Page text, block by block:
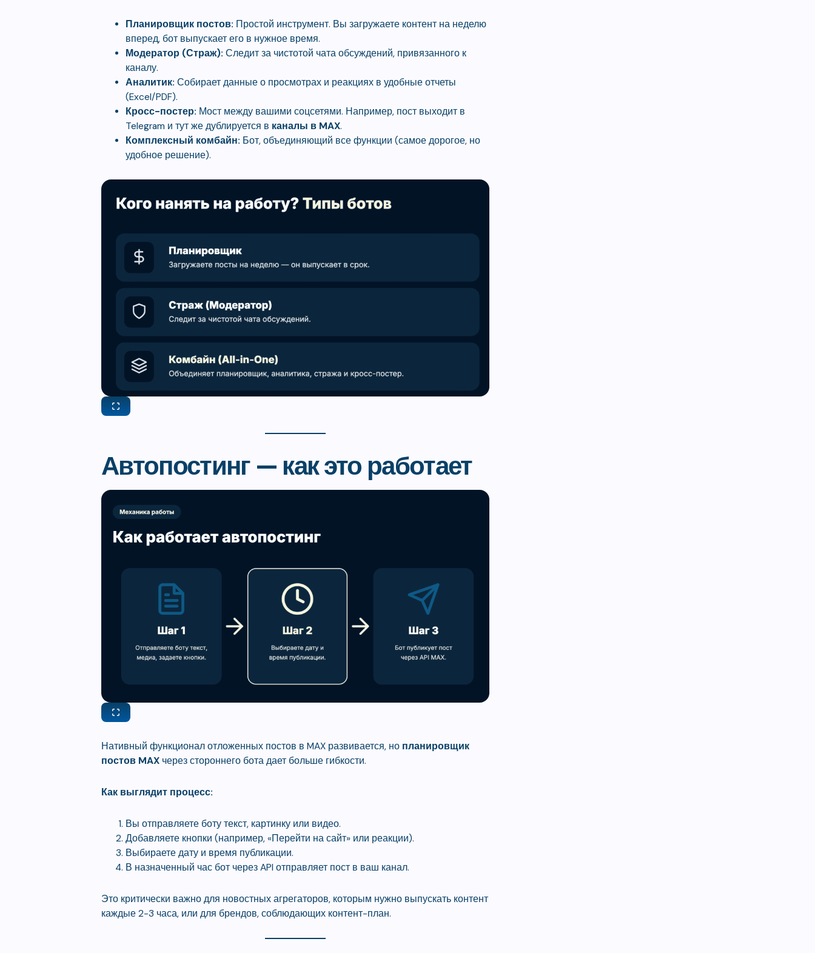
Планировщик постов: Простой инструмент. Вы загружаете контент на неделю
вперед, бот выпускает его в нужное время.
Модератор (Страж): Следит за чистотой чата обсуждений, привязанного к
каналу.
Аналитик: Собирает данные о просмотрах и реакциях в удобные отчеты
(Excel/PDF).
Кросс-постер: Мост между вашими соцсетями. Например, пост выходит в
Telegram и тут же дублируется в каналы в MAX.
Комплексный комбайн: Бот, объединяющий все функции (самое дорогое, но
удобное решение).
Автопостинг — как это работает
Нативный функционал отложенных постов в MAX развивается, но планировщик
постов MAX через стороннего бота дает больше гибкости.
Как выглядит процесс:
Вы отправляете боту текст, картинку или видео.
Добавляете кнопки (например, «Перейти на сайт» или реакции).
Выбираете дату и время публикации.
В назначенный час бот через API отправляет пост в ваш канал.
Это критически важно для новостных агрегаторов, которым нужно выпускать контент
каждые 2-3 часа, или для брендов, соблюдающих контент-план.